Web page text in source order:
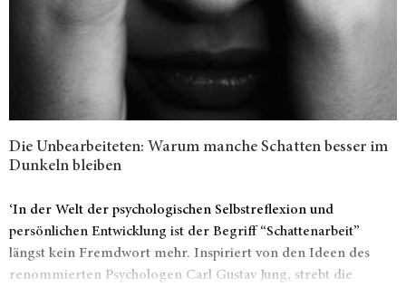
Die Unbearbeiteten: Warum manche Schatten besser im
Dunkeln bleiben
‘In der Welt der psychologischen Selbstreflexion und
persönlichen Entwicklung ist der Begriff “Schattenarbeit”
längst kein Fremdwort mehr. Inspiriert von den Ideen des
renommierten Psychologen Carl Gustav Jung, strebt die